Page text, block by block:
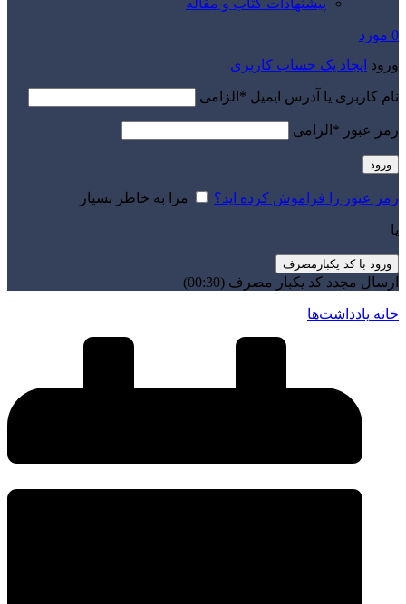
پیشنهادات کتاب و مقاله
0 مورد
ورود ایجاد یک حساب کاربری
نام کاربری یا آدرس ایمیل * الزامی
رمز عبور * الزامی
ورود
رمز عبور را فراموش کرده اید؟ مرا به خاطر بسپار
یا
ورود با کد یکبارمصرف
ارسال مجدد کد یکبار مصرف (00:
30
)
خانه یادداشت‌ها